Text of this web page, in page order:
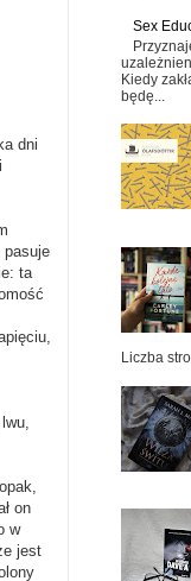
dni
pasuje
ta
on
w
jest
Sex
Kiedy
będę...
Liczba